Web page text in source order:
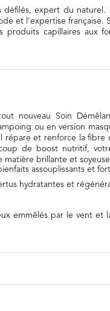
défilés, expert du
et l’expertise française.
capillaires aux
nouveau Soin
ou en version
répare et renforce la fibre
de boost nutritif,
matière brillante et
assouplissants et
hydratantes et
emmêlés par le vent et